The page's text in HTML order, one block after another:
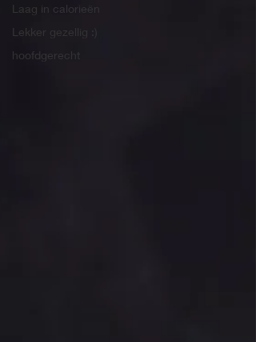
Laag in calorieën
Lekker gezellig :)
hoofdgerecht